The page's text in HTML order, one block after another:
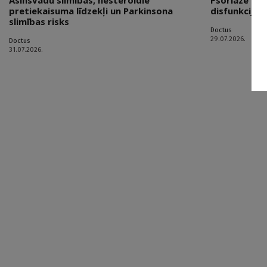
pretiekaisuma līdzekļi un Parkinsona
slimības risks
Doctus
31.07.2026.
disfunkcijai
Doctus
29.07.2026.